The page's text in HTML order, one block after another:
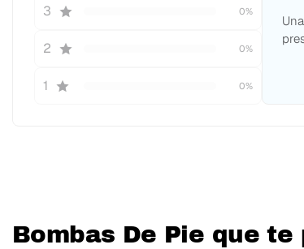
3 0%
2 0%
1 0%
Bombas De Pie que